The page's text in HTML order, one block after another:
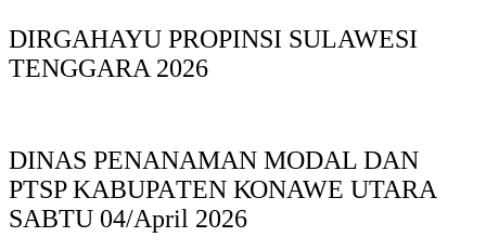
DIRGAHAYU PROPINSI SULAWESI
TENGGARA 2026
DINAS PΕΝΑΝΑΜAN MODAL DAN
PTSP KABUPAΤΕΝ ΚΟNAWE UTARA
SABTU 04/April 2026